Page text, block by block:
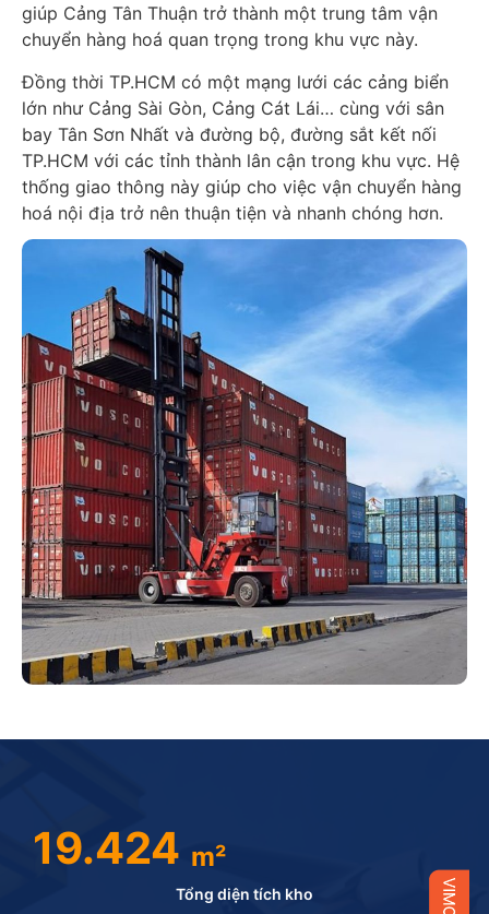
giúp Cảng Tân Thuận trở thành một trung tâm vận
chuyển hàng hoá quan trọng trong khu vực này.
Đồng thời TP.HCM có một mạng lưới các cảng biển
lớn như Cảng Sài Gòn, Cảng Cát Lái… cùng với sân
bay Tân Sơn Nhất và đường bộ, đường sắt kết nối
TP.HCM với các tỉnh thành lân cận trong khu vực. Hệ
thống giao thông này giúp cho việc vận chuyển hàng
hoá nội địa trở nên thuận tiện và nhanh chóng hơn.
Tổng diện tích kho
19.424 m²